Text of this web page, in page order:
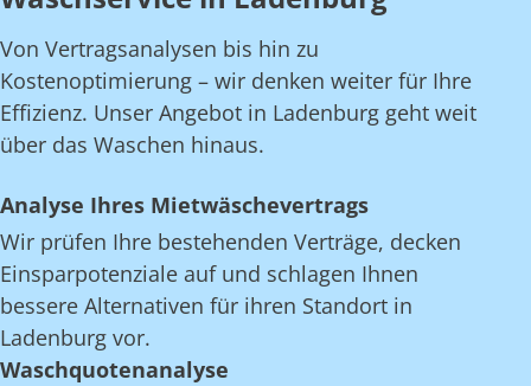
Von Vertragsanalysen bis hin zu
Kostenoptimierung – wir denken weiter für Ihre
Effizienz. Unser Angebot in Ladenburg geht weit
über das Waschen hinaus.
Analyse Ihres Mietwäschevertrags
Wir prüfen Ihre bestehenden Verträge, decken
Einsparpotenziale auf und schlagen Ihnen
bessere Alternativen für ihren Standort in
Ladenburg vor.
Waschquotenanalyse